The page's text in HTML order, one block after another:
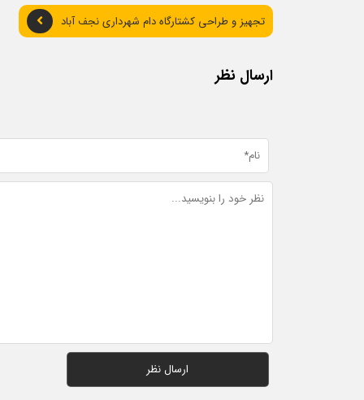
تجهیز و طراحی کشتارگاه دام شهرداری نجف آباد
ارسال نظر